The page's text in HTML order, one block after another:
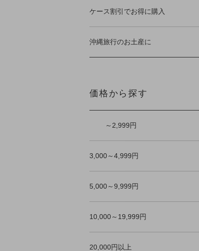
ケース割引でお得に購入
沖縄旅行のお土産に
価格から探す
～2,999円
3,000～4,999円
5,000～9,999円
10,000～19,999円
20,000円以上